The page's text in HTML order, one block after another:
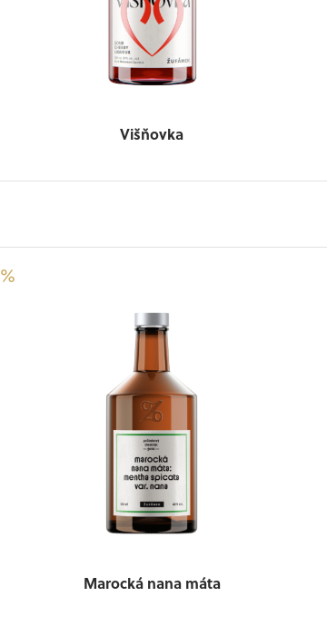
Višňovka
Marocká nana máta
%